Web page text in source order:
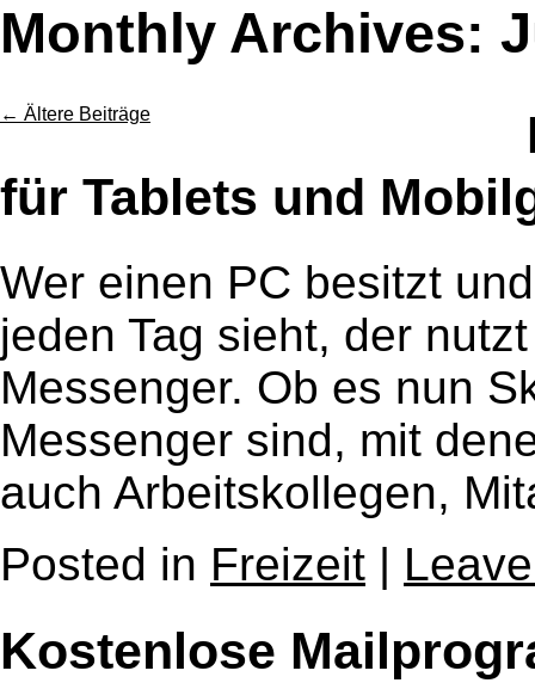
Monthly Archives:
← Ältere Beiträge
für Tablets und
Wer einen PC besitzt
jeden Tag sieht, der
Messenger. Ob es nun
Messenger sind, mit
auch Arbeitskollegen,
Posted in Freizeit |
Kostenlose